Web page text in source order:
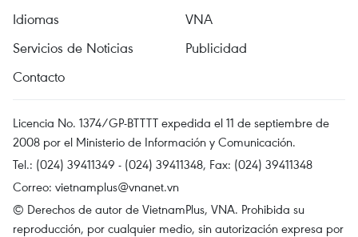
Idiomas
VNA
Servicios de Noticias
Publicidad
Contacto
Licencia No. 1374/GP-BTTTT expedida el 11 de septiembre de
2008 por el Ministerio de Información y Comunicación.
Tel.: (024) 39411349 - (024) 39411348, Fax: (024) 39411348
Correo: vietnamplus@vnanet.vn
© Derechos de autor de VietnamPlus, VNA. Prohibida su
reproducción, por cualquier medio, sin autorización expresa por